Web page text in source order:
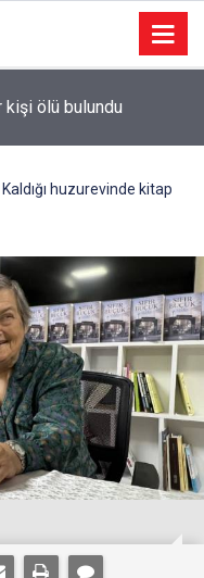
kişi ölü bulundu
Kaldığı huzurevinde kitap